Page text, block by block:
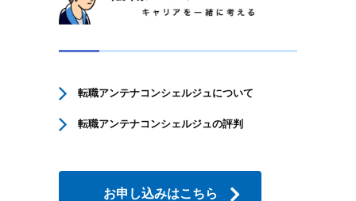
転職アンテナコンシェルジュについて
転職アンテナコンシェルジュの評判
お申し込みはこちら